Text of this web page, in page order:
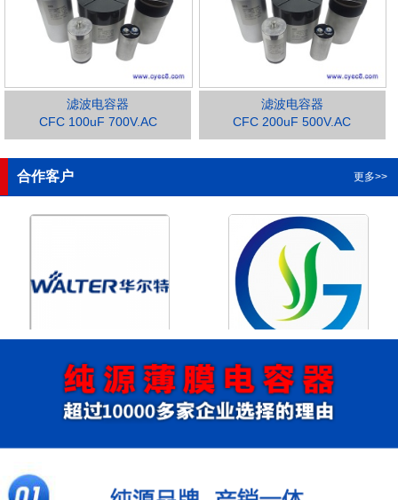
滤波电容器
CFC 100uF 700V.AC
滤波电容器
CFC 200uF 500V.AC
合作客户 更多>>
浙江华尔特机电股份有限公
司
浙江格瑶科技股份有限公司